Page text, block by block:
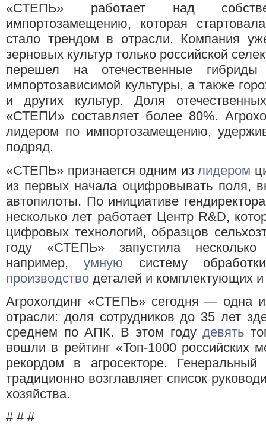
«СТЕПЬ» работает над
импортозамещению, которая
стало трендом в отрасли. Компания
зерновых культур только российской
перешел на отечественные
импортозависимой культуры, а также
и других культур. Доля
«СТЕПИ» составляет более 80%.
лидером по импортозамещению,
подряд.
«СТЕПЬ» признается одним излидером
из первых начала оцифровывать поля,
автопилоты. По инициативе
несколько лет работает Центр R&D,
цифровых технологий, образцов
году «СТЕПЬ» запустила несколько
например,умную систему
производство деталей и комплектующих
Агрохолдинг «СТЕПЬ» сегодня — одна
отрасли: доля сотрудников до 35 лет
среднем по АПК. В этом году девять
вошли в рейтинг «Топ-1000 российских
рекордом в агросекторе.
традиционно возглавляет список
хозяйства.
# # #